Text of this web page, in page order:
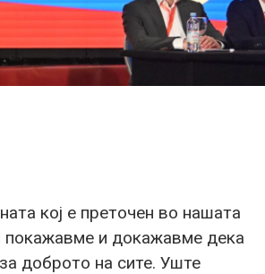
кој е преточен во нашата
покажавме и докажавме дека
доброто на сите. Уште